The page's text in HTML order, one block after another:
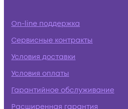
On-line поддержка
Сервисные контракты
Условия доставки
Условия оплаты
Гарантийное обслуживание
Расширенная гарантия